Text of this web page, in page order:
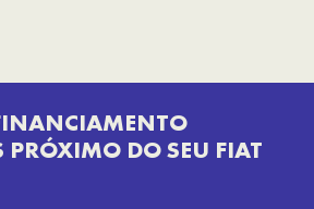
PRÓXIMO DO SEU FIAT